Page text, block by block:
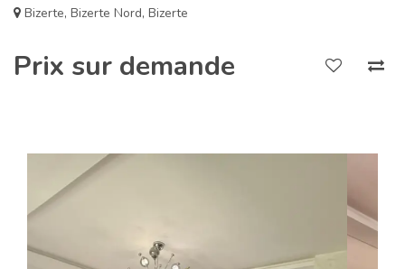
Bizerte, Bizerte Nord, Bizerte
Prix sur demande